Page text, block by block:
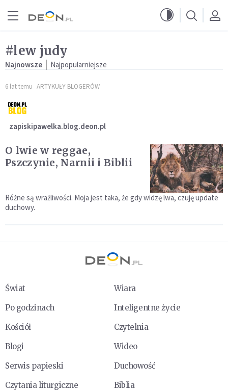
#lew judy
Najnowsze Najpopularniejsze
6 lat temu ARTYKUŁY BLOGERÓW
zapiskipawelka.blog.deon.pl
O lwie w reggae,
Pszczynie, Narnii i Biblii
Różne są wrażliwości. Moja jest taka, że gdy widzę lwa, czuję update
duchowy.
Świat
Wiara
Po godzinach
Inteligentne życie
Kościół
Czytelnia
Blogi
Wideo
Serwis papieski
Duchowość
Czytania liturgiczne
Biblia